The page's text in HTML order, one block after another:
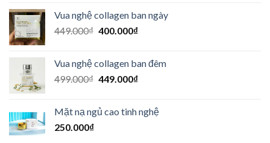
299.000₫.là:
270.000₫.
Vua nghệ collagen ban ngày
449.000₫ Giá
449.000₫.
400.000₫Giá
là:
400.000₫.
Vua nghệ collagen ban đêm
499.000₫ Giá
499.000₫.
449.000₫Giá
là:
Mặt nạ ngủ cao tinh nghệ
250.000₫